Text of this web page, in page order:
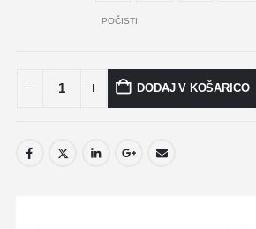
POČISTI
DODAJ V KOŠARICO